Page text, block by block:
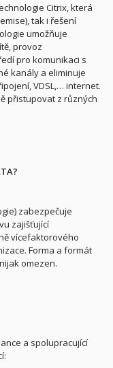
Citrix, která
tak i řešení
umožňuje
provoz
pro komunikaci s
kanály a eliminuje
VDSL,… internet.
přistupovat z různých
zabezpečuje
zajišťující
vícefaktorového
Forma a formát
omezen.
a spolupracující